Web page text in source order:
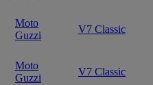
Moto
Guzzi
V7 Classic
Moto
Guzzi
V7 Classic